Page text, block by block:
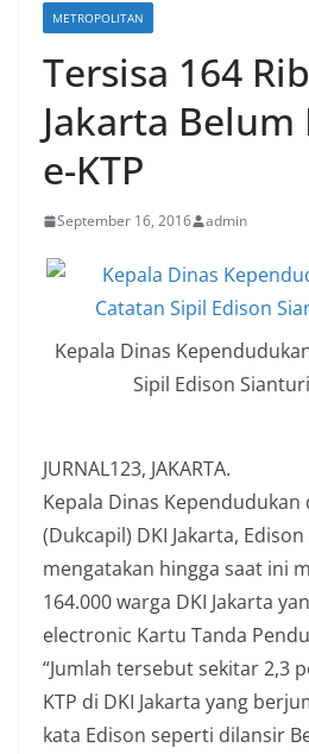
METROPOLITAN
Tersisa 164
Jakarta
e-KTP
September 16, 2016 admin
Kepala Dinas
Sipil Edison Sianturi
JURNAL123, JAKARTA.
Kepala Dinas Kependudukan
(Dukcapil) DKI Jakarta,
mengatakan hingga saat ini
164.000 warga DKI Jakarta
electronic Kartu Tanda
“Jumlah tersebut sekitar 2,3
KTP di DKI Jakarta yang
kata Edison seperti dilansir